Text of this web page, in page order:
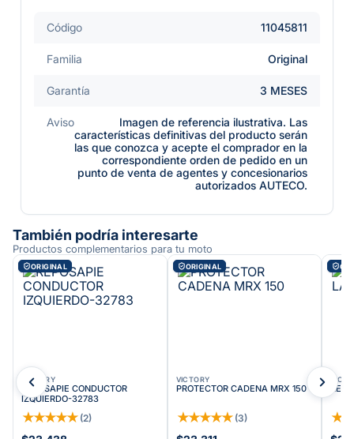
Código 11045811
Familia Original
Garantía 3 MESES
Aviso
Imagen de referencia ilustrativa. Las
características definitivas del producto serán
las que conozca y acepte el comprador en la
correspondiente orden de pedido en un
punto de venta de agentes y concesionarios
autorizados AUTECO.
También podría interesarte
Productos complementarios para tu moto
ORIGINAL
VICTORY
REPOSAPIE CONDUCTOR
IZQUIERDO-32783
★★★★★ (2)
ORIGINAL
VICTORY
PROTECTOR CADENA MRX 150
★★★★★ (3) ★